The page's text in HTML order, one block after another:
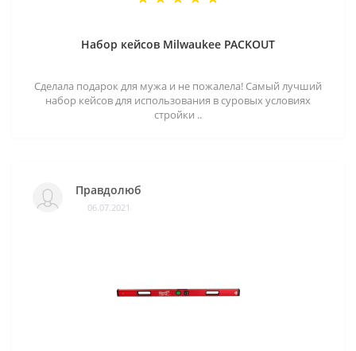
Набор кейсов Milwaukee PACKOUT
Сделала подарок для мужа и не пожалела! Самый лучший
набор кейсов для использования в суровых условиях
стройки ..
Правдолюб
06.07.2021